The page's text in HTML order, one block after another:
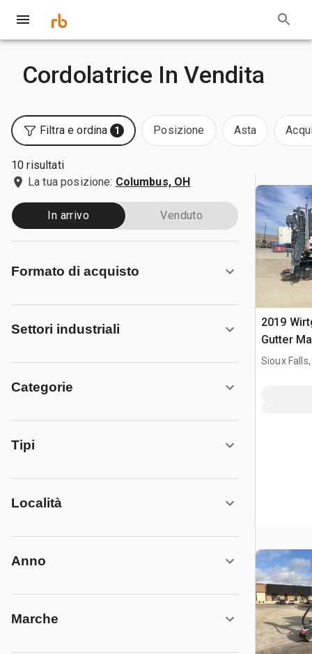
Cordolatrice In Vendita
Filtra e ordina 1 Posizione Asta
10 risultati
La tua posizione: Columbus, OH
In arrivo Venduto
Formato di acquisto
Settori industriali
Categorie
Tipi
Località
Anno
Marche
2019
Gutter
Sioux Falls,